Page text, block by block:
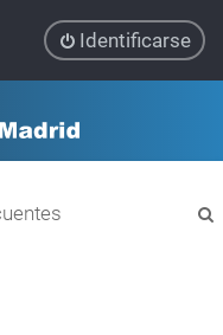
Identificarse